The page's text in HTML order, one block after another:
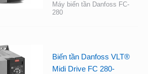
Máy biến tần Danfoss FC-
280
Biến tần Danfoss VLT®
Midi Drive FC 280-